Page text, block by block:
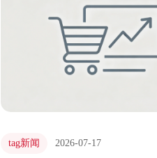
tag新闻 2026-07-17